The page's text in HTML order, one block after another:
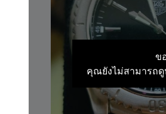
ข
คุณยังไม่สามารถ